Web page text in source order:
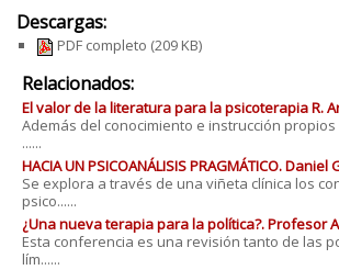
Descargas:
PDF completo (209 KB)
Relacionados:
El valor de la literatura para la psicoterapia R.
Además del conocimiento e instrucción
......
HACIA UN PSICOANÁLISIS PRAGMÁTICO. Daniel
Se explora a través de una viñeta clínica los
psico......
¿Una nueva terapia para la política?. Profesor
Esta conferencia es una revisión tanto de las
lím......